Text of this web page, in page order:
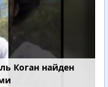
Коган найден